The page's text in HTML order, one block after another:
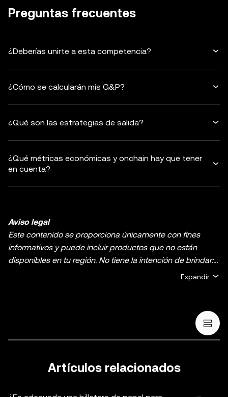
Preguntas frecuentes
¿Deberías unirte a esta competencia?
¿Cómo se calcularán mis G&P?
¿Qué son las estrategias de salida?
¿Qué métricas económicas y onchain hay que tener
en cuenta?
Aviso legal
Este contenido se proporciona únicamente con fines
informativos y puede incluir productos que no están
disponibles en tu región. No tiene la intención de brindar:
(i) asesoramiento o recomendaciones de inversión, (ii)
contable, legal o fiscal. El holding de criptos o activos
digitales, incluidas las stablecoins y los NFT, implica un
criptos o activos digitales es adecuado para ti en función
de tu situación financiera. Consulta con un asesor legal,
Expandir
Artículos relacionados